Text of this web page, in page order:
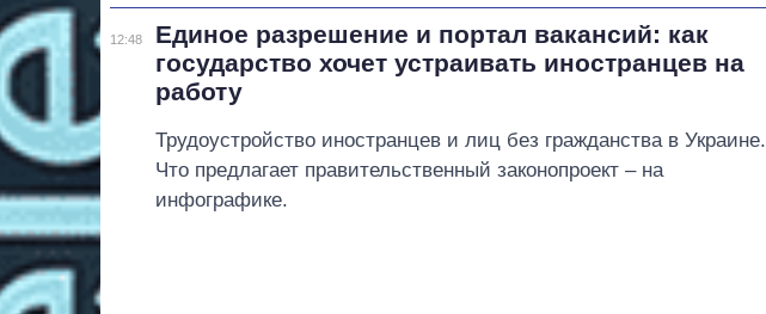
12:48
Единое разрешение и портал вакансий: как
государство хочет устраивать иностранцев на
работу
Трудоустройство иностранцев и лиц без гражданства в Украине.
Что предлагает правительственный законопроект – на
инфографике.